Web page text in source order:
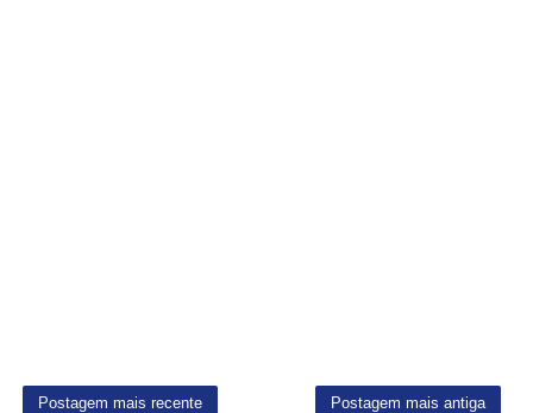
Postagem mais recente Postagem mais antiga